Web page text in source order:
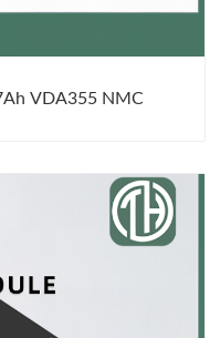
VDA355 NMC